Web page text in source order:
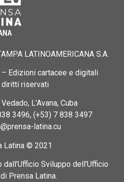
LATINOAMERICANA S.A.
Edizioni cartacee e digitali
diritti riservati
L’Avana, Cuba
3496, (+53) 7 838 3497
latina.cu
Latina © 2021
Sviluppo dell’Ufficio
Prensa Latina.